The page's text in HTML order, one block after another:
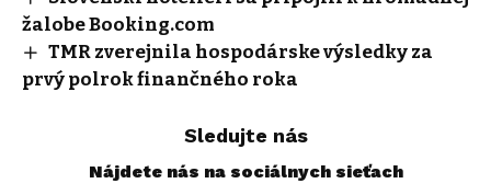
žalobe Booking.com
TMR zverejnila hospodárske výsledky za
prvý polrok finančného roka
Sledujte nás
Nájdete nás na sociálnych sieťach